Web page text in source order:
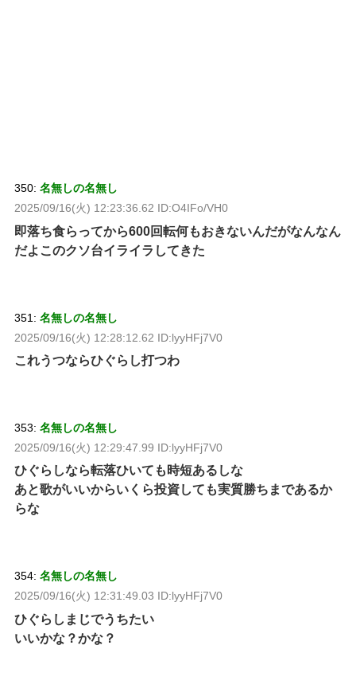
350: 名無しの名無し
2025/09/16(火) 12:23:36.62 ID:O4IFo/VH0
即落ち食らってから600回転何もおきないんだがなんなん
だよこのクソ台イライラしてきた
351: 名無しの名無し
2025/09/16(火) 12:28:12.62 ID:lyyHFj7V0
これうつならひぐらし打つわ
353: 名無しの名無し
2025/09/16(火) 12:29:47.99 ID:lyyHFj7V0
ひぐらしなら転落ひいても時短あるしな
あと歌がいいからいくら投資しても実質勝ちまであるか
らな
354: 名無しの名無し
2025/09/16(火) 12:31:49.03 ID:lyyHFj7V0
ひぐらしまじでうちたい
いいかな？かな？